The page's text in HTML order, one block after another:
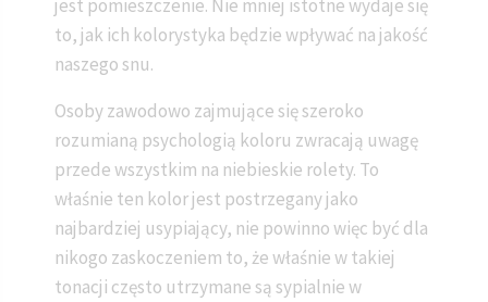
jest pomieszczenie. Nie mniej istotne wydaje się
to, jak ich kolorystyka będzie wpływać na jakość
naszego snu.
Osoby zawodowo zajmujące się szeroko
rozumianą psychologią koloru zwracają uwagę
przede wszystkim na niebieskie rolety. To
właśnie ten kolor jest postrzegany jako
najbardziej usypiający, nie powinno więc być dla
nikogo zaskoczeniem to, że właśnie w takiej
tonacji często utrzymane są sypialnie w